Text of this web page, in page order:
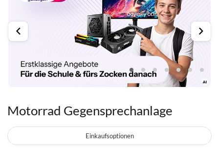
Motorrad Gegensprechanlage
Einkaufsoptionen